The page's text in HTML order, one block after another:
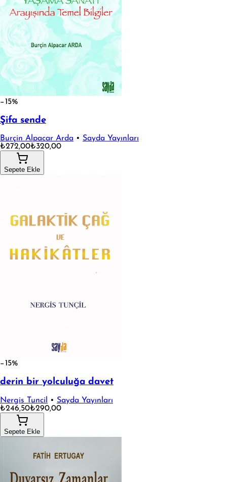
−15%
Şifa sende
Burçin Alpacar Arda • Sayda Yayınları
₺272,00₺320,00
Sepete Ekle
−15%
derin bir yolculuğa davet
Nergis Tuncil • Sayda Yayınları
₺246,50₺290,00
Sepete Ekle